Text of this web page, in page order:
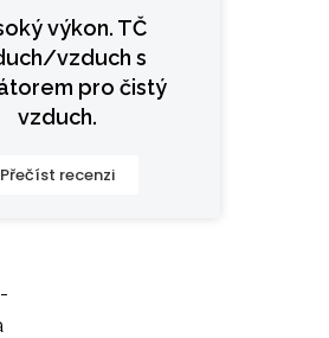
výkon. TČ
vzduch s
pro čistý
vzduch.
Přečíst recenzi